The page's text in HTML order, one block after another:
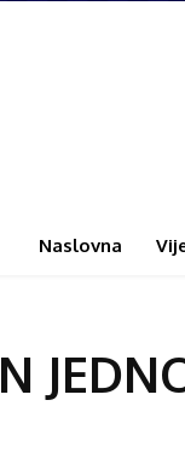
Naslovna